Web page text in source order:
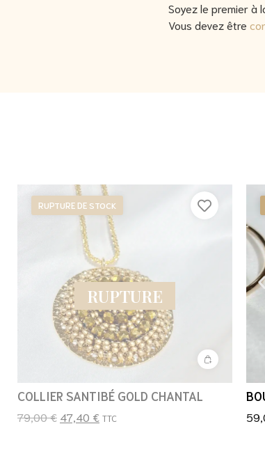
Soyez le premier à
Vous devez être
RUPTURE DE STOCK
RUPTURE
COLLIER SANTIBÉ GOLD CHANTAL
79,00€ 47,40 € TTC